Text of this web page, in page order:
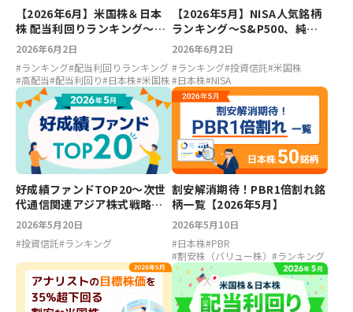
【2026年6月】米国株＆日本
株 配当利回りランキング～フ
ァイザー6.71％、アルトリア
6.23％、LIXIL5.37％、ホンダ
5.04％
2026年6月2日
#ランキング#配当利回りランキング
#高配当#配当利回り#日本株#米国株
【2026年5月】NISA人気銘柄
ランキング～S&P500、純金
ファンド、エヌビディア、キ
オクシア
2026年6月2日
#ランキング#投資信託#米国株
#日本株#NISA
好成績ファンドTOP20～次世
代通信関連アジア株式戦略フ
ァンド、小型ブルーチップオ
ープン【2026年5月】
2026年5月20日
#投資信託#ランキング
割安解消期待！PBR1倍割れ銘
柄一覧【2026年5月】
2026年5月10日
#日本株#PBR
#割安株（バリュー株） #ランキング